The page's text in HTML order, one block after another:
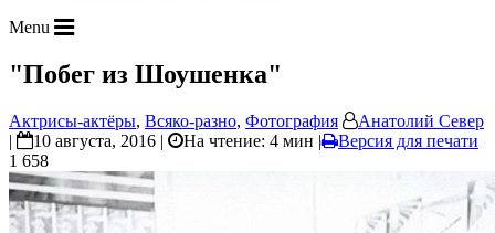
Menu
"Побег из Шоушенка"
Актрисы-актёры, Всяко-разно, Фотография
Анатолий Север
|
10 августа, 2016 | На чтение: 4 мин |
Версия для печати
1 658